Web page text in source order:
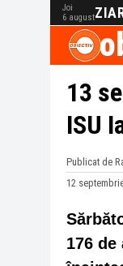
Joi
6 august
13
ISU
Publicat de
12
176